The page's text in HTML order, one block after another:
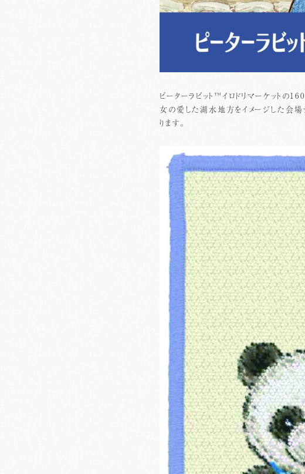
ピーターラビット™イロドリマーケット
女の愛した湖水地方をイメージした会場
ります。